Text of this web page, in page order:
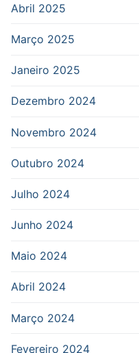
Abril 2025
Março 2025
Janeiro 2025
Dezembro 2024
Novembro 2024
Outubro 2024
Julho 2024
Junho 2024
Maio 2024
Abril 2024
Março 2024
Fevereiro 2024